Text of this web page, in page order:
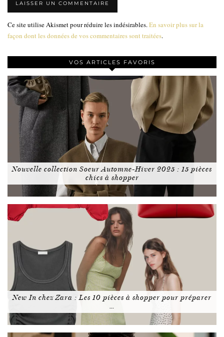
Ce site utilise Akismet pour réduire les indésirables. En savoir plus sur la
façon dont les données de vos commentaires sont traitées.
VOS ARTICLES FAVORIS
Nouvelle collection Soeur Automne-Hiver 2025 : 15 pièces
chics à shopper
New In chez Zara : Les 10 pièces à shopper pour préparer
…